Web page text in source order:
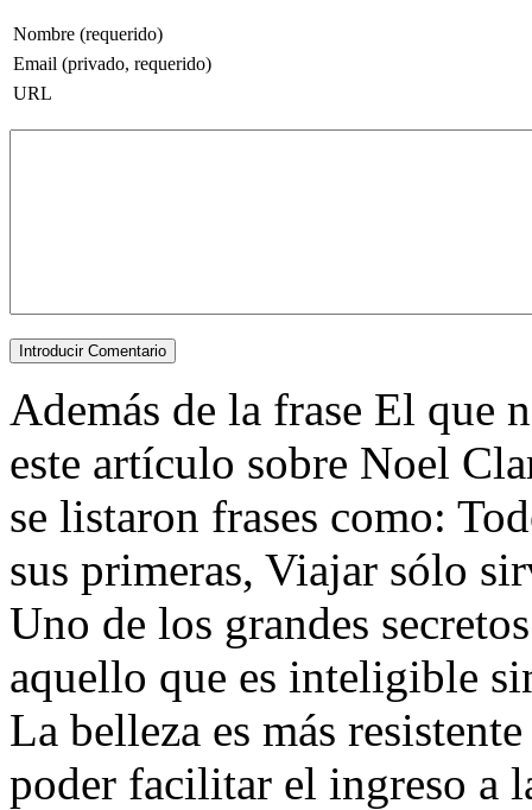
Nombre (requerido)
Email (privado, requerido)
URL
Además de la frase El que
este artículo sobre Noel
se listaron frases como:
sus primeras, Viajar sólo
Uno de los grandes
aquello que es inteligible
La belleza es más
poder facilitar el ingreso a